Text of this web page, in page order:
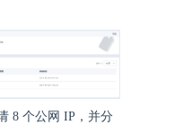
8 个公网 IP，并分